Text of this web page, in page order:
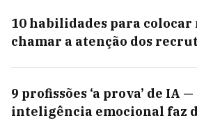
10 habilidades para
chamar a atenção dos
9 profissões ‘a prova’ de IA
inteligência emocional faz